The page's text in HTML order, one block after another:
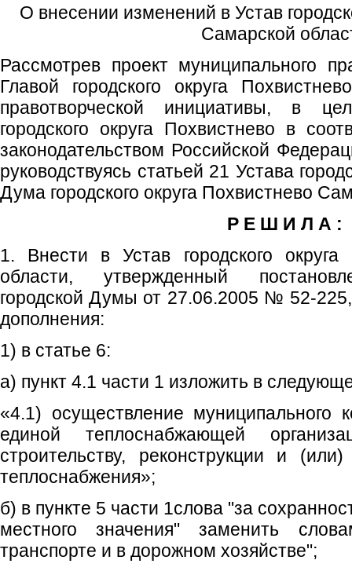
О внесении изменений в Устав
Самарской
Рассмотрев проект муниципального
Главой городского округа
правотворческой инициативы, в
городского округа Похвистнево в
законодательством Российской
руководствуясь статьей 21 Устава
Дума городского округа Похвистнево
Р Е Ш И Л А :
1. Внести в Устав городского
области, утвержденный
городской Думы от 27.06.2005 № 52-
дополнения:
1) в статье 6:
а) пункт 4.1 части 1 изложить в
«4.1) осуществление муниципального
единой теплоснабжающей
строительству, реконструкции и
теплоснабжения»;
б) в пункте 5 части 1слова "за
местного значения" заменить
транспорте и в дорожном хозяйстве";